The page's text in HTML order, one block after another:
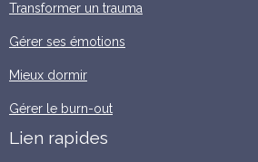
Transformer un trauma
Gérer ses émotions
Mieux dormir
Gérer le burn-out
Lien rapides